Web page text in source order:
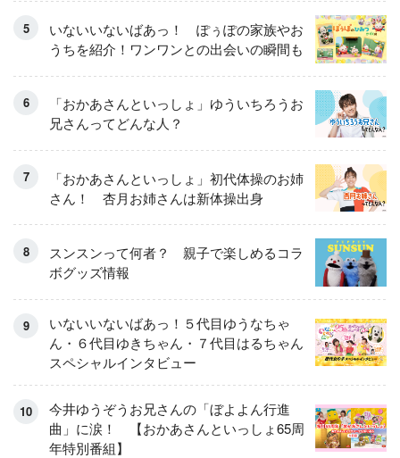
いないいないばあっ！ ぽぅぽの家族やお
うちを紹介！ワンワンとの出会いの瞬間も
「おかあさんといっしょ」ゆういちろうお
兄さんってどんな人？
「おかあさんといっしょ」初代体操のお姉
さん！ 杏月お姉さんは新体操出身
スンスンって何者？ 親子で楽しめるコラ
ボグッズ情報
いないいないばあっ！５代目ゆうなちゃ
ん・６代目ゆきちゃん・７代目はるちゃん
スペシャルインタビュー
今井ゆうぞうお兄さんの「ぼよよん行進
曲」に涙！ 【おかあさんといっしょ65周
年特別番組】